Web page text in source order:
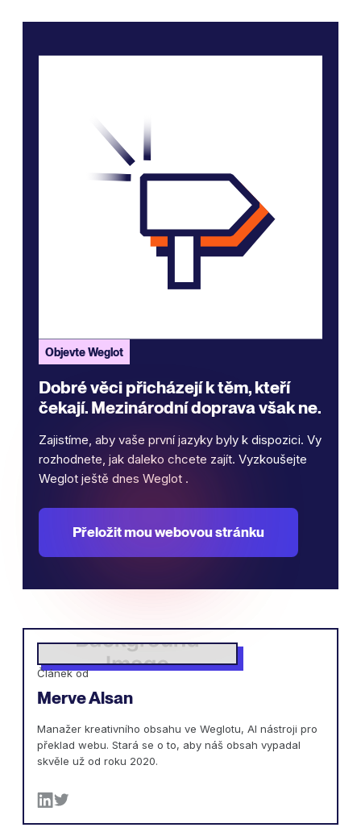
Objevte Weglot
Dobré věci přicházejí k těm, kteří
čekají. Mezinárodní doprava však ne.
Zajistíme, aby vaše první jazyky byly k dispozici. Vy
rozhodnete, jak daleko chcete zajít. Vyzkoušejte
Weglot ještě dnes Weglot .
Přeložit mou webovou stránku
Článek od
Merve Alsan
Manažer kreativního obsahu ve Weglotu, AI nástroji pro
překlad webu. Stará se o to, aby náš obsah vypadal
skvěle už od roku 2020.